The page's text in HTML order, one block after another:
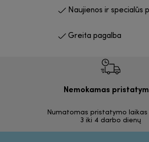
Naujienos ir specialūs
Greita pagalba
Nemokamas
Numatomas pristatymo laikas
3 iki 4 darbo dienų